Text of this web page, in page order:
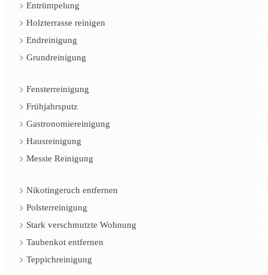
Entrümpelung
Holzterrasse reinigen
Endreinigung
Grundreinigung
Fensterreinigung
Frühjahrsputz
Gastronomiereinigung
Hausreinigung
Messie Reinigung
Nikotingeruch entfernen
Polsterreinigung
Stark verschmutzte Wohnung
Taubenkot entfernen
Teppichreinigung